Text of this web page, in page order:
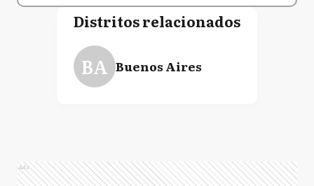
Distritos relacionados
BA Buenos Aires
Ads